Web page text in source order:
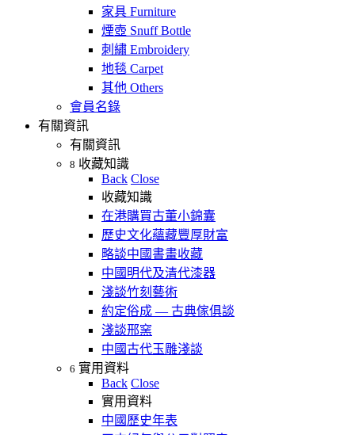
家具 Furniture
煙壺 Snuff Bottle
刺繡 Embroidery
地毯 Carpet
其他 Others
會員名錄
有關資訊
有關資訊
8 收藏知識
Back Close
收藏知識
在港購買古董小錦囊
歷史文化蘊藏豐厚財富
略談中國書畫收藏
中國明代及清代漆器
淺談竹刻藝術
約定俗成 — 古典傢俱談
淺談邢窯
中國古代玉雕淺談
6 實用資料
Back Close
實用資料
中國歷史年表